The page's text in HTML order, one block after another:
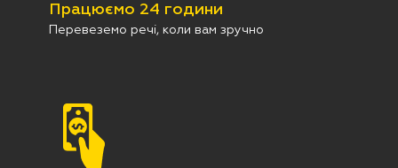
Працюємо 24 години
Перевеземо речі, коли вам зручно